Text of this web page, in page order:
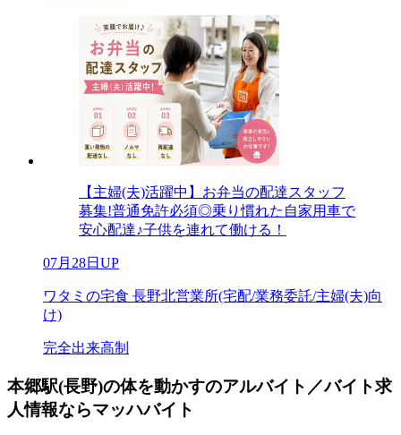
【主婦(夫)活躍中】お弁当の配達スタッフ
募集!普通免許必須◎乗り慣れた自家用車で
安心配達♪子供を連れて働ける！
07月28日UP
ワタミの宅食 長野北営業所(宅配/業務委託/主婦(夫)向
け)
完全出来高制
本郷駅(長野)の体を動かすのアルバイト／バイト求
人情報ならマッハバイト